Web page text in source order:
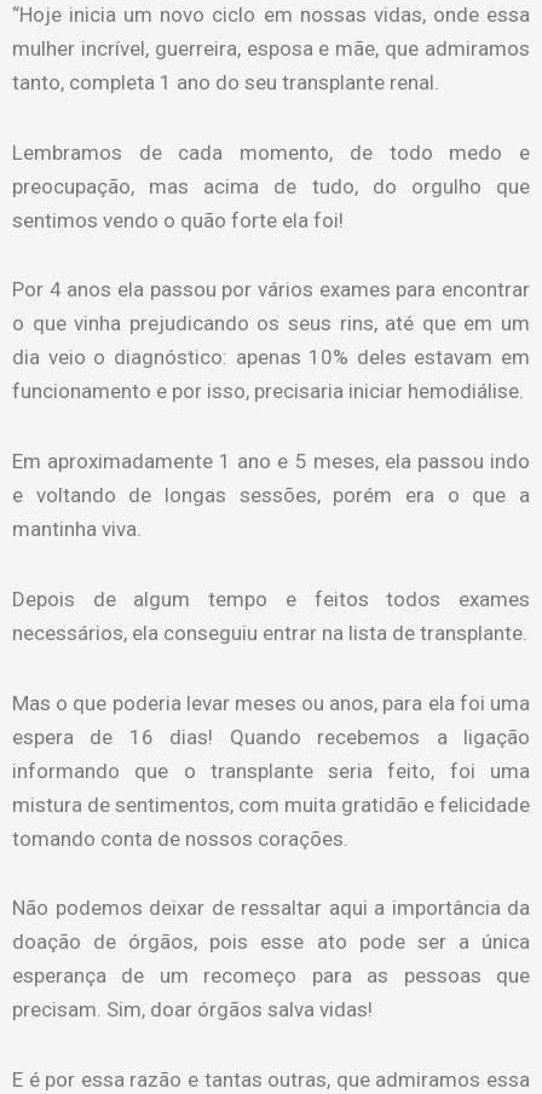
“Hoje inicia um novo ciclo em nossas vidas, onde essa
mulher incrível, guerreira, esposa e mãe, que admiramos
tanto, completa 1 ano do seu transplante renal.
Lembramos de cada momento, de todo medo e
preocupação, mas acima de tudo, do orgulho que
sentimos vendo o quão forte ela foi!
Por 4 anos ela passou por vários exames para encontrar
o que vinha prejudicando os seus rins, até que em um
dia veio o diagnóstico: apenas 10% deles estavam em
funcionamento e por isso, precisaria iniciar hemodiálise.
Em aproximadamente 1 ano e 5 meses, ela passou indo
e voltando de longas sessões, porém era o que a
mantinha viva.
Depois de algum tempo e feitos todos exames
necessários, ela conseguiu entrar na lista de transplante.
Mas o que poderia levar meses ou anos, para ela foi uma
espera de 16 dias! Quando recebemos a ligação
informando que o transplante seria feito, foi uma
mistura de sentimentos, com muita gratidão e felicidade
tomando conta de nossos corações.
Não podemos deixar de ressaltar aqui a importância da
doação de órgãos, pois esse ato pode ser a única
esperança de um recomeço para as pessoas que
precisam. Sim, doar órgãos salva vidas!
E é por essa razão e tantas outras, que admiramos essa